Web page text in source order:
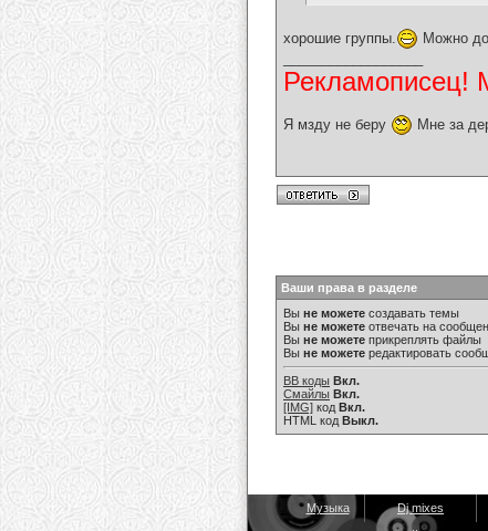
хорошие группы.
Можно
Рекламописец!
Я мзду не беру Мне за
Ваши права в разделе
Вы не можете создавать темы
Вы не можете отвечать на
Вы не можете прикреплять файлы
Вы не можете редактировать
BB коды Вкл.
Смайлы Вкл.
[IMG] код Вкл.
HTML код Выкл.
Музыка Dj mixes